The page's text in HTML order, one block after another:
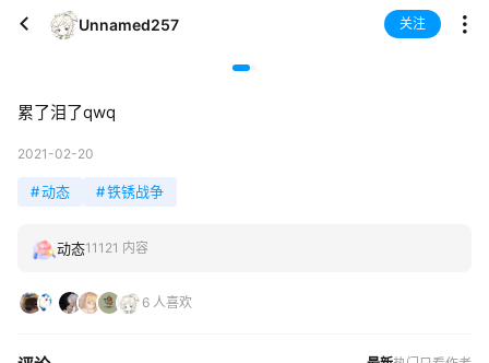
Unnamed257 关注
累了泪了qwq
2021-02-20
#动态 #铁锈战争
动态11121 内容
6 人喜欢